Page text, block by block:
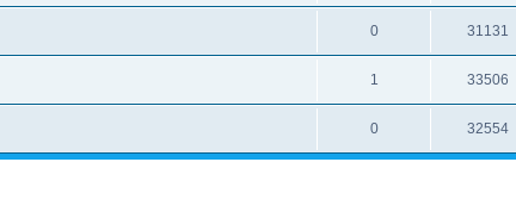
0 31131
1 33506
0 32554